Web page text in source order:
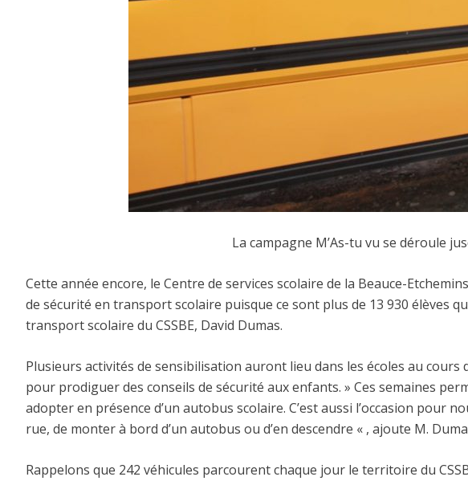
La campagne M’As-tu vu se déroule
Cette année encore, le Centre de services scolaire de la Beauce-
de sécurité en transport scolaire puisque ce sont plus de 13 930
transport scolaire du CSSBE, David Dumas.
Plusieurs activités de sensibilisation auront lieu dans les écoles au
pour prodiguer des conseils de sécurité aux enfants. » Ces semaines
adopter en présence d’un autobus scolaire. C’est aussi l’occasion pour
rue, de monter à bord d’un autobus ou d’en descendre « , ajoute M.
Rappelons que 242 véhicules parcourent chaque jour le territoire du